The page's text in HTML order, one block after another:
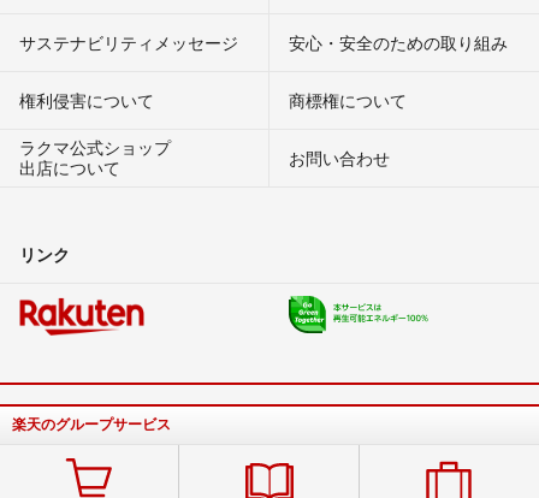
サステナビリティメッセージ 安心・安全のための取り組み
権利侵害について
商標権について
ラクマ公式ショップ
出店について
お問い合わせ
リンク
楽天のグループサービス